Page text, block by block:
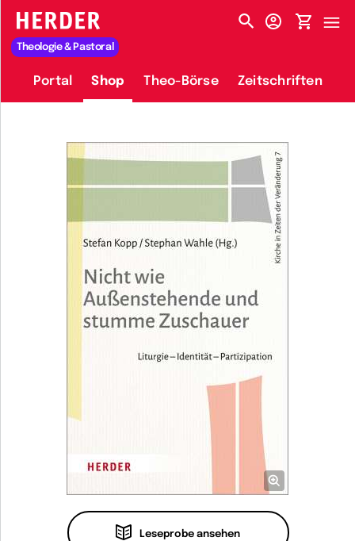
HERDER-MENÜ
Theologie & Pastoral
Portal Shop Theo-Börse Zeitschriften
Leseprobe ansehen